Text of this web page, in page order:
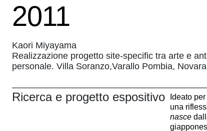
2011
Kaori Miyayama
Realizzazione progetto site-specific tra arte e
personale. Villa Soranzo,Varallo Pombia,
Ricerca e progetto espositivo Ideato
una
nasce